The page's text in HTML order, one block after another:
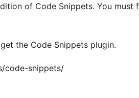
of Code Snippets. You must
the Code Snippets plugin.
code-snippets/